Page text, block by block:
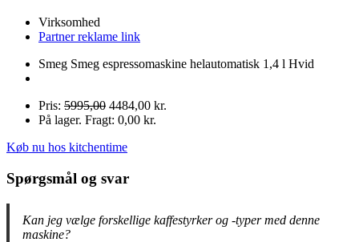
Virksomhed
Partner reklame link
Smeg Smeg espressomaskine helautomatisk 1,4 l Hvid
Pris: 5995,00 4484,00 kr.
På lager. Fragt: 0,00 kr.
Køb nu hos kitchentime
Spørgsmål og svar
Kan jeg vælge forskellige kaffestyrker og -typer med denne
maskine?